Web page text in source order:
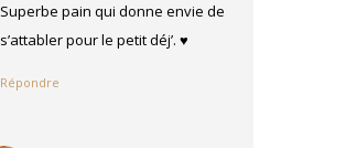
Superbe pain qui donne envie de
s’attabler pour le petit déj’. ♥
Répondre